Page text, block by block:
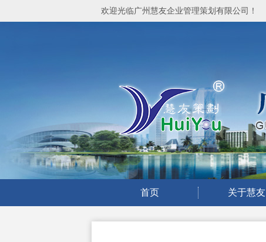
欢迎光临广州慧友企业管理策划有限公司！
首页 关于慧友